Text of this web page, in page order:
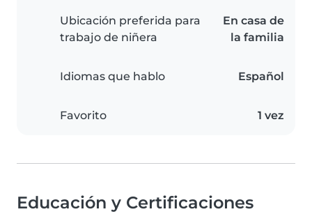
Ubicación preferida para
trabajo de niñera
En casa de
la familia
Idiomas que hablo Español
Favorito 1 vez
Educación y Certificaciones